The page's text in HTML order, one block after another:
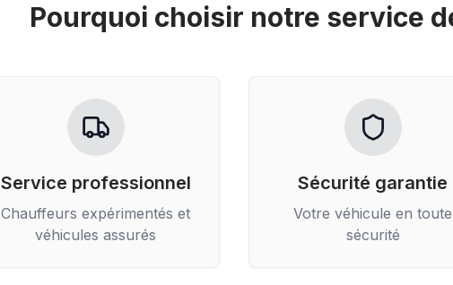
Pourquoi choisir notre service
Service professionnel
Chauffeurs expérimentés et
véhicules assurés
Sécurité garantie
Votre véhicule en toute
sécurité